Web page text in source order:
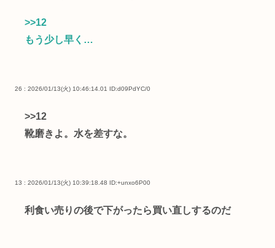
>>12
もう少し早く…
26 : 2026/01/13(火) 10:46:14.01 ID:d09PdYC/0
>>12
靴磨きよ。水を差すな。
13 : 2026/01/13(火) 10:39:18.48 ID:+unxo6P00
利食い売りの後で下がったら買い直しするのだ